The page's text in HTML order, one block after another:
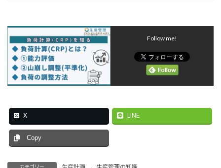
Follow me!
X LINE
Copy
カテゴリー